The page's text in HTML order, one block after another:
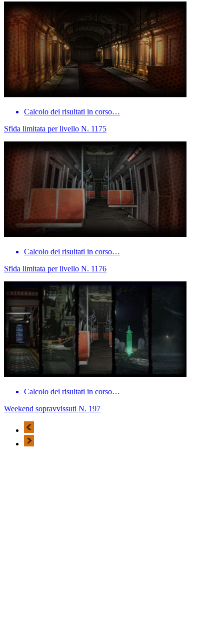
Calcolo dei risultati in corso…
Sfida limitata per livello N. 1175
Calcolo dei risultati in corso…
Sfida limitata per livello N. 1176
Calcolo dei risultati in corso…
Weekend sopravvissuti N. 197